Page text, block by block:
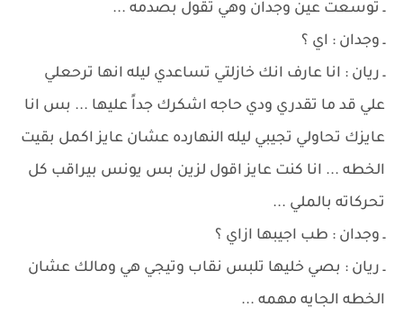
ـ توسعت عين وجدان وهي تقول بصدمه ...
ـ وجدان : اي ؟
ـ ريان : انا عارف انك خازلتي تساعدي ليله انها ترحعلي
علي قد ما تقدري ودي حاجه اشكرك جداً عليها ... بس انا
عايزك تحاولي تجيبي ليله النهارده عشان عايز اكمل بقيت
الخطه ... انا كنت عايز اقول لزين بس يونس بيراقب كل
تحركاته بالملي ...
ـ وجدان : طب اجيبها ازاي ؟
ـ ريان : بصي خليها تلبس نقاب وتيجي هي ومالك عشان
الخطه الجايه مهمه ...